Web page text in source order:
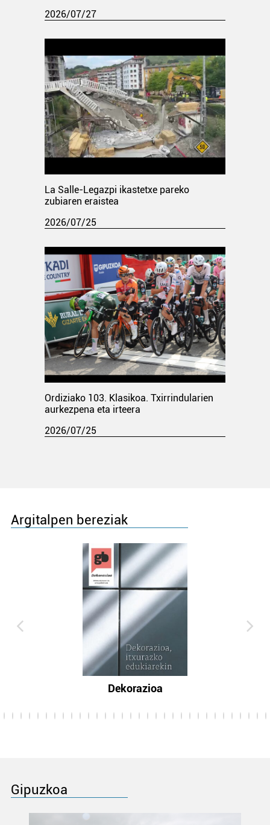
2026/07/27
La Salle-Legazpi ikastetxe pareko
zubiaren eraistea
2026/07/25
Ordiziako 103. Klasikoa. Txirrindularien
aurkezpena eta irteera
2026/07/25
Argitalpen bereziak
Dekorazioa
Gipuzkoa